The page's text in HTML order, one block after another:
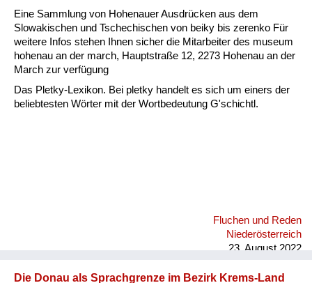
Eine Sammlung von Hohenauer Ausdrücken aus dem
Slowakischen und Tschechischen von beiky bis zerenko Für
weitere Infos stehen Ihnen sicher die Mitarbeiter des museum
hohenau an der march, Hauptstraße 12, 2273 Hohenau an der
March zur verfügung
Das Pletky-Lexikon. Bei pletky handelt es sich um einers der
beliebtesten Wörter mit der Wortbedeutung G'schichtl.
Fluchen und Reden
Niederösterreich
23. August 2022
Die Donau als Sprachgrenze im Bezirk Krems-Land